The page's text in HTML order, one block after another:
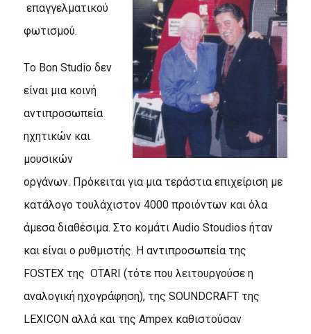
επαγγελματικού
φωτισμού.
Tο Bon Studio δεν
είναι μια κοινή
αντιπροσωπεία
ηχητικών και
μουσικών
οργάνων. Πρόκειται για μια τεράστια επιχείριση με
κατάλογο τουλάχιστον 4000 προιόντων και όλα
άμεσα διαθέσιμα. Στο κομάτι Audio Stoudios ήταν
και είναι ο ρυθμιστής. H αντιπροσωπεία της
FOSTEX της OTARI (τότε που λειτουργούσε η
αναλογική ηχογράφηση), της SOUNDCRAFT της
LEXICON αλλά και της Αmpex καθιστούσαν